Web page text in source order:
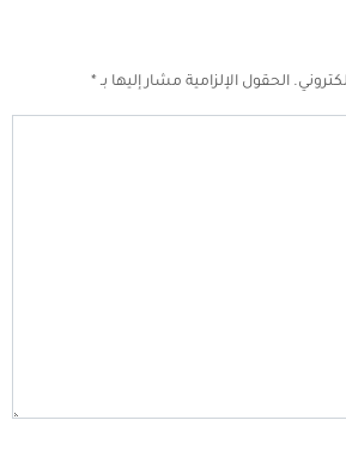
الحقول الإلزامية مشار إليها بـ *